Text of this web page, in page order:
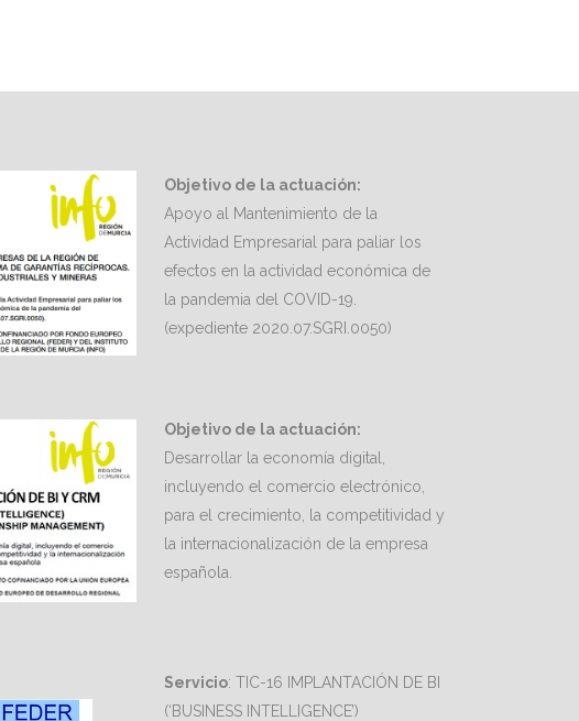
Objetivo de la actuación:
Apoyo al Mantenimiento de la
Actividad Empresarial para paliar los
efectos en la actividad económica de
la pandemia del COVID-19.
(expediente 2020.07.SGRI.0050)
Objetivo de la actuación:
Desarrollar la economía digital,
incluyendo el comercio electrónico,
para el crecimiento, la competitividad y
la internacionalización de la empresa
española.
Servicio: TIC-16 IMPLANTACIÓN DE BI
(‘BUSINESS INTELLIGENCE’)